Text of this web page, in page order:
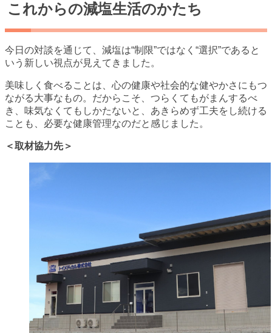
これからの減塩生活のかたち
今日の対談を通じて、減塩は“制限”ではなく“選択”であると
いう新しい視点が見えてきました。
美味しく食べることは、心の健康や社会的な健やかさにもつ
ながる大事なもの。だからこそ、つらくてもがまんするべ
き、味気なくてもしかたないと、あきらめず工夫をし続ける
ことも、必要な健康管理なのだと感じました。
＜取材協力先＞